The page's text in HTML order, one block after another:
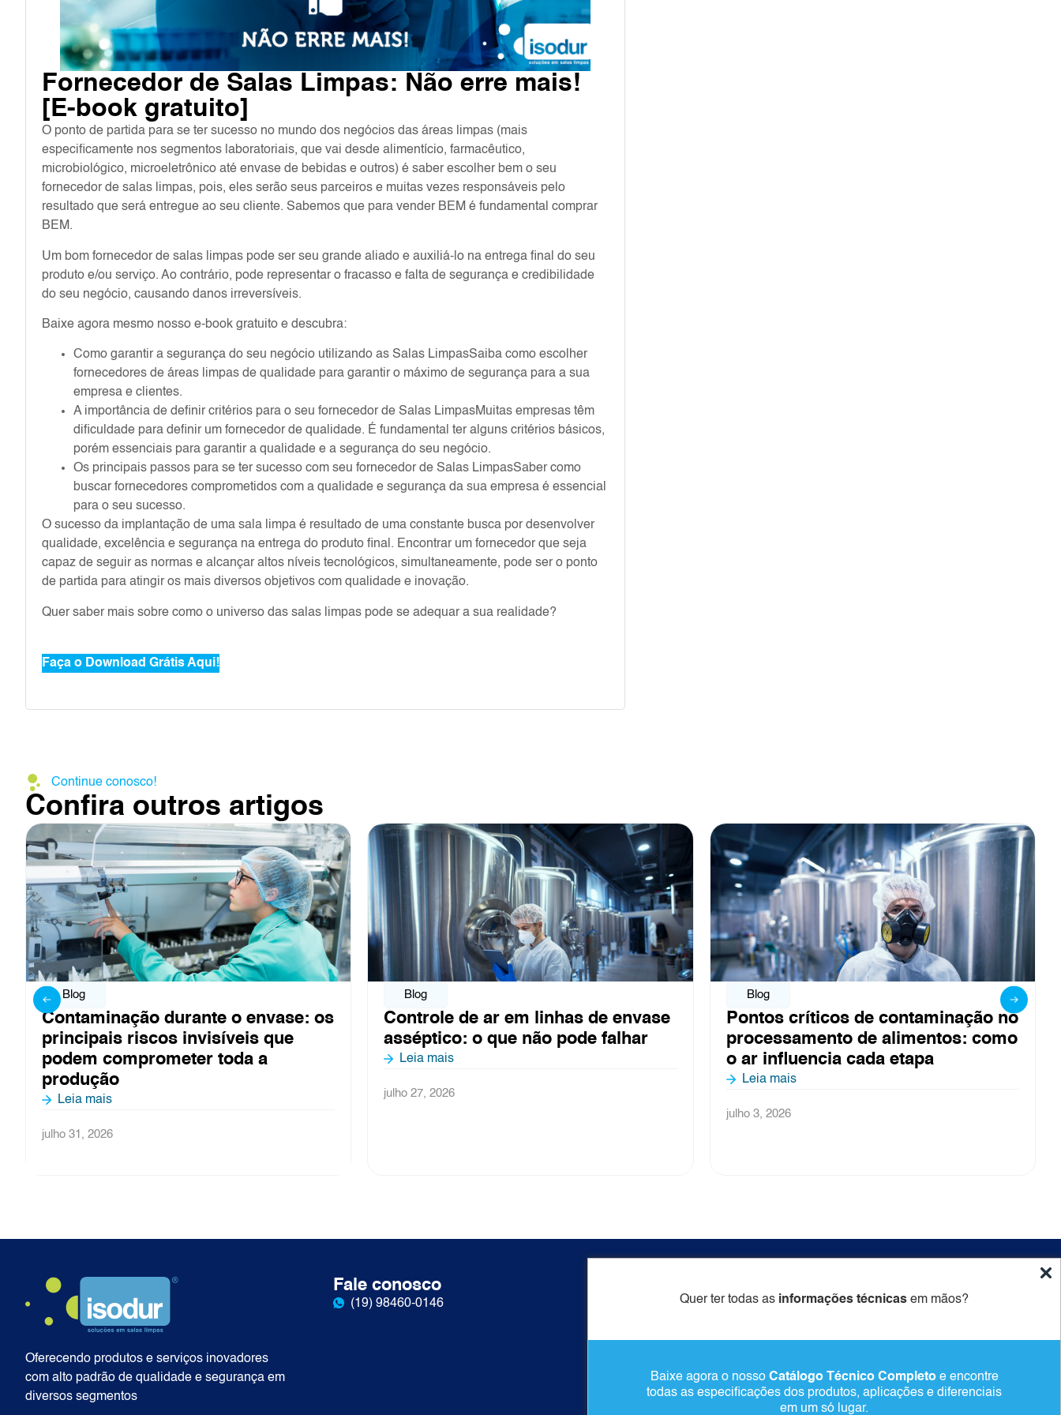
Quer ter todas as informações técnicas em mãos?
Baixe agora o nosso Catálogo Técnico Completo e encontre
todas as especificações dos produtos, aplicações e diferenciais
em um só lugar.
Fornecedor de Salas Limpas: Não erre mais!
[E-book gratuito]
O ponto de partida para se ter sucesso no mundo dos negócios das áreas limpas (mais
especificamente nos segmentos laboratoriais, que vai desde alimentício, farmacêutico,
microbiológico, microeletrônico até envase de bebidas e outros) é saber escolher bem o seu
fornecedor de salas limpas, pois, eles serão seus parceiros e muitas vezes responsáveis pelo
resultado que será entregue ao seu cliente. Sabemos que para vender BEM é fundamental comprar
BEM.
Um bom fornecedor de salas limpas pode ser seu grande aliado e auxiliá-lo na entrega final do seu
produto e/ou serviço. Ao contrário, pode representar o fracasso e falta de segurança e credibilidade
do seu negócio, causando danos irreversíveis.
Baixe agora mesmo nosso e-book gratuito e descubra:
Como garantir a segurança do seu negócio utilizando as Salas LimpasSaiba como escolher
fornecedores de áreas limpas de qualidade para garantir o máximo de segurança para a sua
empresa e clientes.
A importância de definir critérios para o seu fornecedor de Salas LimpasMuitas empresas têm
dificuldade para definir um fornecedor de qualidade. É fundamental ter alguns critérios básicos,
porém essenciais para garantir a qualidade e a segurança do seu negócio.
Os principais passos para se ter sucesso com seu fornecedor de Salas LimpasSaber como
buscar fornecedores comprometidos com a qualidade e segurança da sua empresa é essencial
para o seu sucesso.
O sucesso da implantação de uma sala limpa é resultado de uma constante busca por desenvolver
qualidade, excelência e segurança na entrega do produto final. Encontrar um fornecedor que seja
capaz de seguir as normas e alcançar altos níveis tecnológicos, simultaneamente, pode ser o ponto
de partida para atingir os mais diversos objetivos com qualidade e inovação.
Quer saber mais sobre como o universo das salas limpas pode se adequar a sua realidade?
Faça o Download Grátis Aqui!
Continue conosco!
Confira outros artigos
os
Controle de ar em linhas de envase
asséptico: o que não pode falhar
Leia mais
julho 27, 2026
Pontos críticos de contaminação no
processamento de alimentos: como
o ar influencia cada etapa
Obrigado por fazer parte da
2026
Leia mais
Oferecendo produtos e serviços inovadores
com alto padrão de qualidade e segurança em
diversos segmentos
Fale conosco
(19) 98460-0146
Conteúdos Alternative: